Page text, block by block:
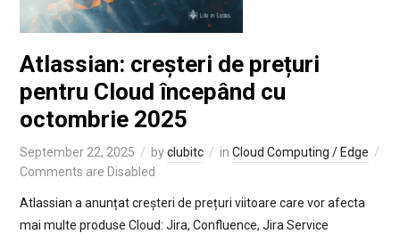
Atlassian: creșteri de prețuri
pentru Cloud începând cu
octombrie 2025
September 22, 2025 byclubitc in Cloud Computing / Edge
Comments are Disabled
Atlassian a anunțat creșteri de prețuri viitoare care vor afecta
mai multe produse Cloud: Jira, Confluence, Jira Service